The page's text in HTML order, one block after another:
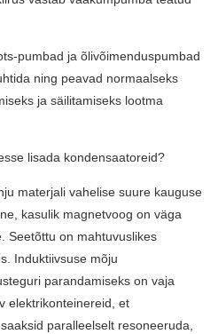
pumbad ja õlivõimenduspumbad
ning peavad normaalseks
ja säilitamiseks lootma
lisada kondensaatoreid?
materjali vahelise suure kauguse
kasulik magnetvoog on väga
Seetõttu on mahtuvuslikes
Induktiivsuse mõju
parandamiseks on vaja
elektrikonteinereid, et
paralleelselt resoneeruda,